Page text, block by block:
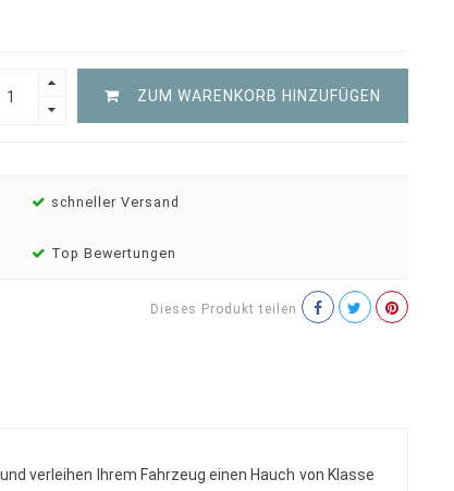
ZUM WARENKORB HINZUFÜGEN
schneller Versand
Top Bewertungen
Dieses Produkt teilen
verleihen Ihrem Fahrzeug einen Hauch von Klasse